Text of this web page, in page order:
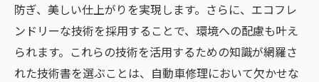
防ぎ、美しい仕上がりを実現します。さらに、エコフレ
ンドリーな技術を採用することで、環境への配慮も叶え
られます。これらの技術を活用するための知識が網羅さ
れた技術書を選ぶことは、自動車修理において欠かせな